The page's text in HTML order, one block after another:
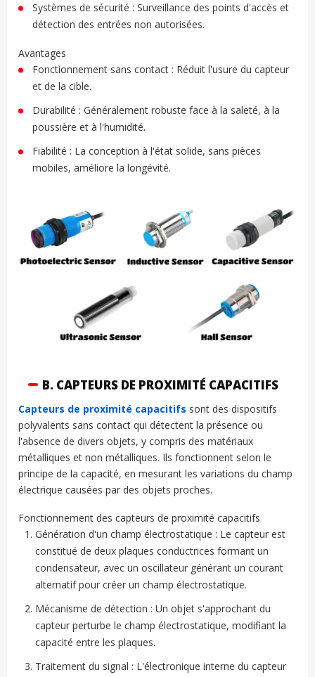
Systèmes de sécurité : Surveillance des points d'accès et
détection des entrées non autorisées.
Avantages
Fonctionnement sans contact : Réduit l'usure du capteur
et de la cible.
Durabilité : Généralement robuste face à la saleté, à la
poussière et à l'humidité.
Fiabilité : La conception à l'état solide, sans pièces
mobiles, améliore la longévité.
B. CAPTEURS DE PROXIMITÉ CAPACITIFS
Capteurs de proximité capacitifs sont des dispositifs
polyvalents sans contact qui détectent la présence ou
l'absence de divers objets, y compris des matériaux
métalliques et non métalliques. Ils fonctionnent selon le
principe de la capacité, en mesurant les variations du champ
électrique causées par des objets proches.
Fonctionnement des capteurs de proximité capacitifs
Génération d'un champ électrostatique : Le capteur est
constitué de deux plaques conductrices formant un
condensateur, avec un oscillateur générant un courant
alternatif pour créer un champ électrostatique.
Mécanisme de détection : Un objet s'approchant du
capteur perturbe le champ électrostatique, modifiant la
capacité entre les plaques.
Traitement du signal : L'électronique interne du capteur